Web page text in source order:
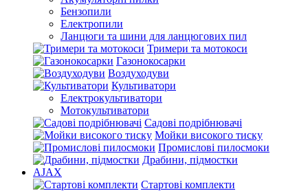
Бензопили
Електропили
Ланцюги та шини для ланцюгових пил
Тримери та мотокоси
Газонокосарки
Воздуходуви
Культиватори
Електрокультиватори
Мотокультиватори
Садові подрібнювачі
Мойки високого тиску
Промислові пилосмоки
Драбини, підмостки
AJAX
Стартові комплекти